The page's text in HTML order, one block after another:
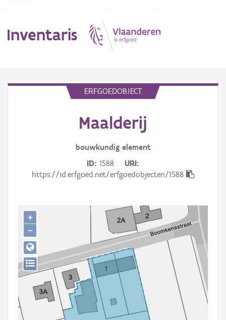
Inventaris
Gebeurtenis
Persoon of collectief
Downloads
Hergebruik
Aanmelden
ERFGOEDOBJECT
Maalderij
bouwkundig element
ID 1588
URI
https://id.erfgoed.net/erfgoedobjecten/1588
+
−